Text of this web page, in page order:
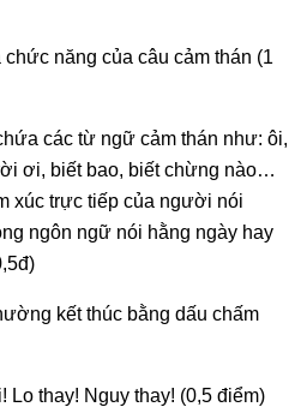
năng của câu cảm thán (1
các từ ngữ cảm thán như: ôi,
ơi, biết bao, biết chừng nào…
xúc trực tiếp của người nói
ngôn ngữ nói hằng ngày hay
kết thúc bằng dấu chấm
Lo thay! Nguy thay! (0,5 điểm)